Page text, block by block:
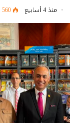
منذ 4 أسابيع 560